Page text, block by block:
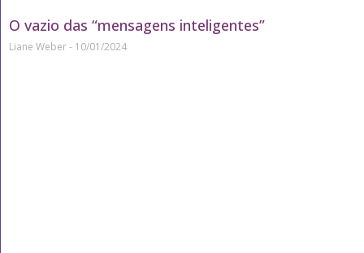
O vazio das “mensagens inteligentes”
Liane Weber 10/01/2024